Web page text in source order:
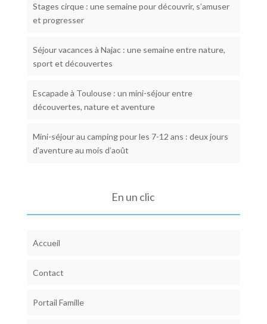
Stages cirque : une semaine pour découvrir, s’amuser
et progresser
Séjour vacances à Najac : une semaine entre nature,
sport et découvertes
Escapade à Toulouse : un mini-séjour entre
découvertes, nature et aventure
Mini-séjour au camping pour les 7-12 ans : deux jours
d’aventure au mois d’août
En un clic
Accueil
Contact
Portail Famille